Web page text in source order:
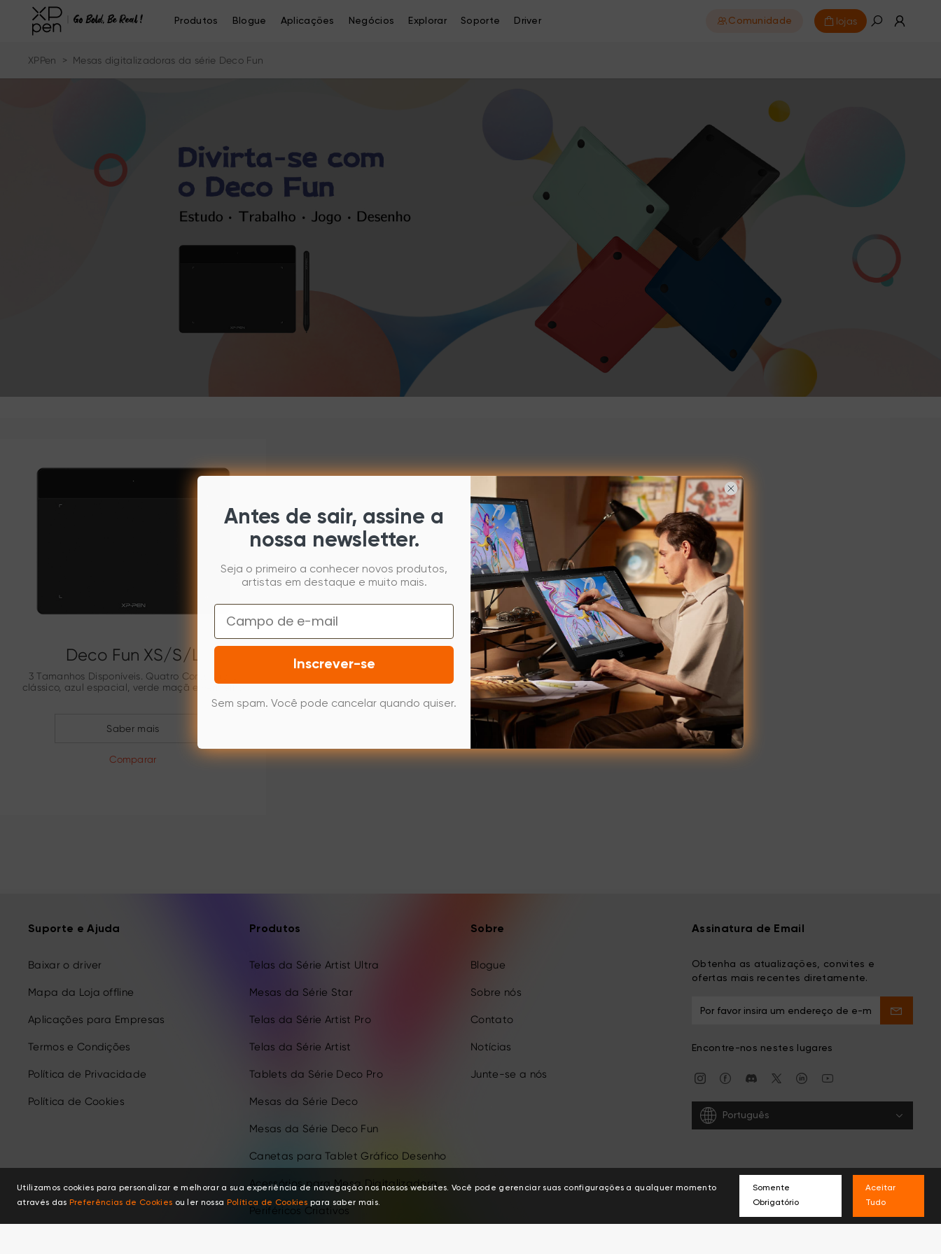
Produtos Blogue Aplicações Negócios Explorar Soporte Driver Comunidade lojas
XPPen > Mesas digitalizadoras da série Deco Fun
Deco Fun XS/S/L
3 Tamanhos Disponíveis. Quatro Cores: Preto
clássico, azul espacial, verde maçã e vermelho
Saber mais
Comparar
Suporte e Ajuda
Baixar o driver
Mapa da Loja offline
Aplicações para Empresas
Termos e Condições
Política de Privacidade
Política de Cookies
Produtos
Telas da Série Artist Ultra
Mesas da Série Star
Telas da Série Artist Pro
Telas da Série Artist
Tablets da Série Deco Pro
Mesas da Série Deco
Mesas da Série Deco Fun
Canetas para Tablet Gráfico Desenho
Acessórios para Mesa Digitalizadora
Periféricos Criativos
Sobre
Blogue
Sobre nós
Contato
Notícias
Junte-se a nós
Assinatura de Email
Obtenha as atualizações, convites e
ofertas mais recentes diretamente.
Encontre-nos nestes lugares
Português
Utilizamos cookies para personalizar e melhorar a sua experiência de navegação nos nossos websites. Você pode gerenciar suas configurações a qualquer momento
através das Preferências de Cookies ou ler nossa Política de Cookies para saber mais.
Somente
Obrigatório
Aceitar
Tudo
Antes de sair, assine a
nossa newsletter.
Seja o primeiro a conhecer novos produtos,
artistas em destaque e muito mais.
Email
Inscrever-se
Sem spam. Você pode cancelar quando quiser.